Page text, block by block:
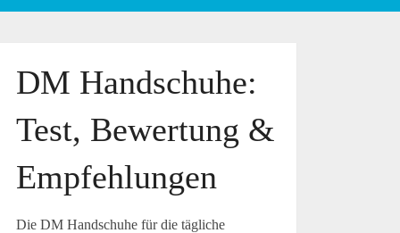
DM Handschuhe:
Test, Bewertung &
Empfehlungen
Die DM Handschuhe für die tägliche